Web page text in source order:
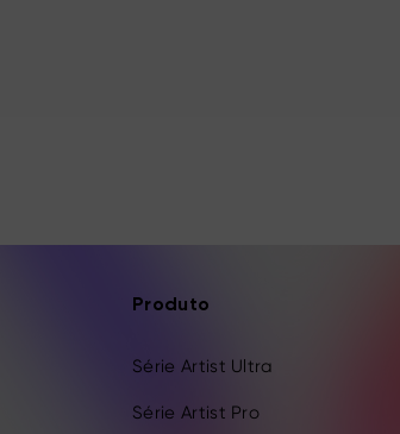
Produto
Série Artist Ultra
Série Artist Pro